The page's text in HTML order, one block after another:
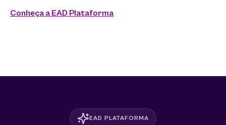
Conheça a EAD Plataforma
EAD PLATAFORMA